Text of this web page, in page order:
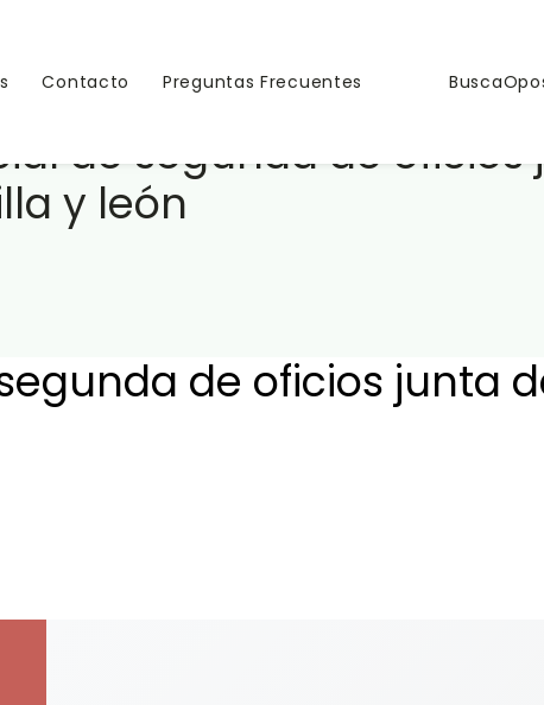
Contacto Preguntas Frecuentes
de segunda de oficios
y león
de oficios junta